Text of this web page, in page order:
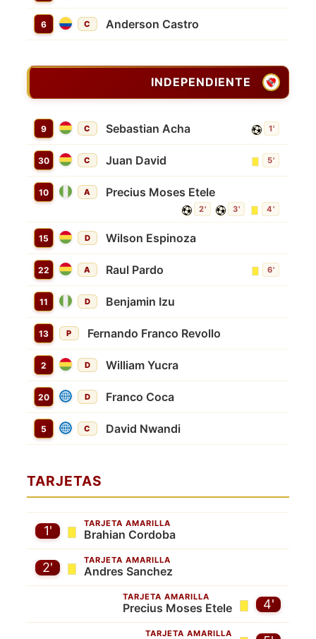
6 C Anderson Castro
INDEPENDIENTE
9 C Sebastian Acha 1'
30 C Juan David 5'
10 A Precius Moses Etele
2' 3' 4'
15 D Wilson Espinoza
22 A Raul Pardo 6'
11 D Benjamin Izu
13 P Fernando Franco Revollo
2 D William Yucra
20 D Franco Coca
5 C David Nwandi
TARJETAS
TARJETA AMARILLA
Brahian Cordoba
1'
TARJETA AMARILLA
Andres Sanchez
2'
4'
TARJETA AMARILLA
Precius Moses Etele
TARJETA AMARILLA